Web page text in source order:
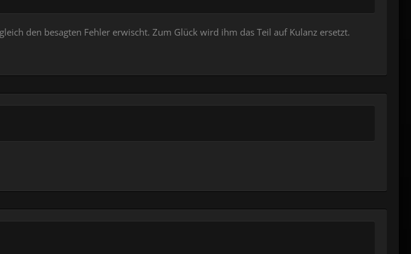
den besagten Fehler erwischt. Zum Glück wird ihm das Teil auf Kulanz ersetzt.